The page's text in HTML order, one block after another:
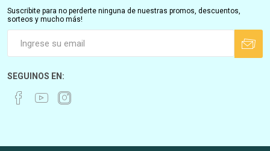
Suscribite para no perderte ninguna de nuestras promos, descuentos,
sorteos y mucho más!
SEGUINOS EN: